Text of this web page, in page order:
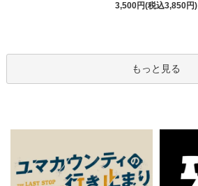
3,500円(税込3,850円)
もっと見る